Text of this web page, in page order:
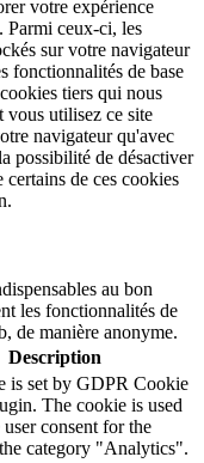
votre expérience
Parmi ceux-ci, les
sur votre navigateur
fonctionnalités de base
tiers qui nous
vous utilisez ce site
navigateur qu'avec
possibilité de désactiver
de ces cookies
au bon
les fonctionnalités de
de manière anonyme.
Description
is set by GDPR Cookie
The cookie is used
user consent for the
category "Analytics".